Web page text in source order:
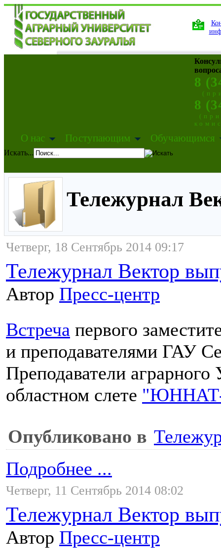
8
8
О нас Поступающим Обучающимся
Искать...
Тележурнал
Четверг, 18 Сентябрь 2014 09:17
Тележурнал Вектор
Автор Пресс-центр
Встреча первого
и преподавателями ГАУ
Преподаватели
областном слете
Опубликовано в
Подробнее ...
Четверг, 11 Сентябрь 2014 08:02
Тележурнал Вектор
Автор Пресс-центр